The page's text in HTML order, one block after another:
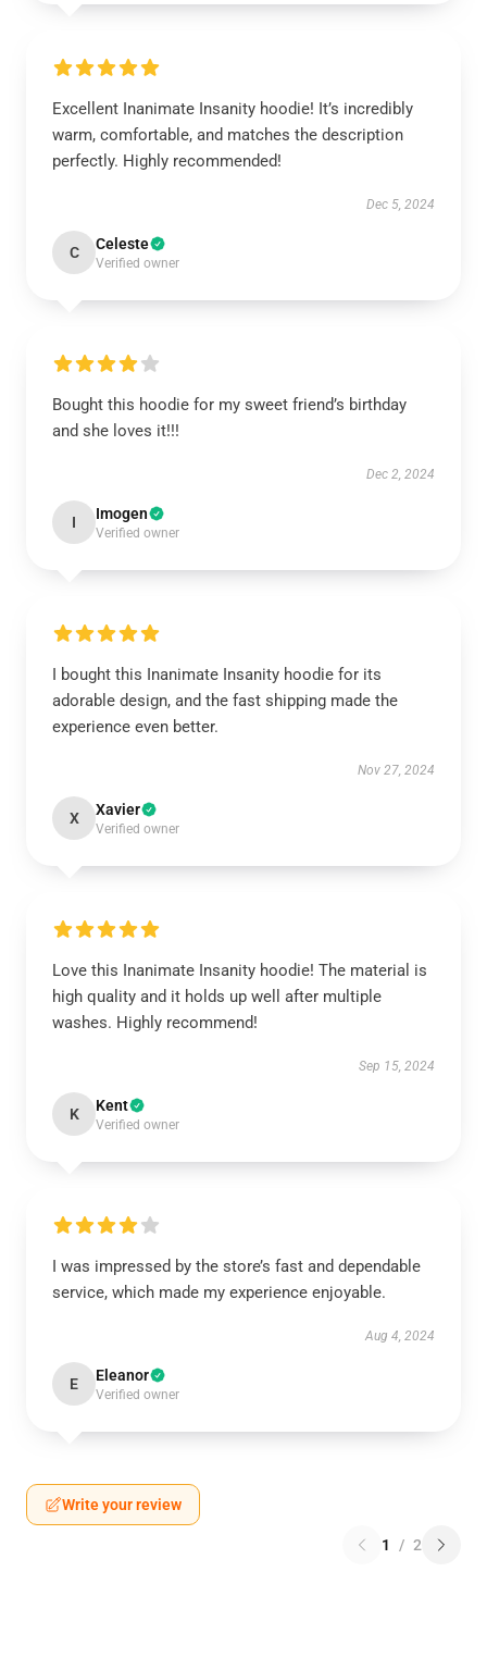
Excellent Inanimate Insanity hoodie! It’s incredibly
warm, comfortable, and matches the description
perfectly. Highly recommended!
Dec 5, 2024
C Celeste
Verified owner
Bought this hoodie for my sweet friend’s birthday
and she loves it!!!
Dec 2, 2024
I Imogen
Verified owner
I bought this Inanimate Insanity hoodie for its
adorable design, and the fast shipping made the
experience even better.
Nov 27, 2024
X Xavier
Verified owner
Love this Inanimate Insanity hoodie! The material is
high quality and it holds up well after multiple
washes. Highly recommend!
Sep 15, 2024
K Kent
Verified owner
I was impressed by the store’s fast and dependable
service, which made my experience enjoyable.
Aug 4, 2024
E Eleanor
Verified owner
Write your review
1 / 2